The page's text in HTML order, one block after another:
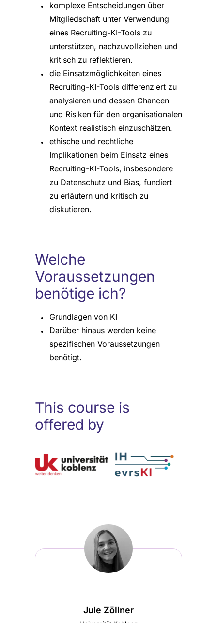
komplexe Entscheidungen über
Mitgliedschaft unter Verwendung
eines Recruiting-KI-Tools zu
unterstützen, nachzuvollziehen und
kritisch zu reflektieren.
die Einsatzmöglichkeiten eines
Recruiting-KI-Tools differenziert zu
analysieren und dessen Chancen
und Risiken für den organisationalen
Kontext realistisch einzuschätzen.
ethische und rechtliche
Implikationen beim Einsatz eines
Recruiting-KI-Tools, insbesondere
zu Datenschutz und Bias, fundiert
zu erläutern und kritisch zu
diskutieren.
Welche
Voraussetzungen
benötige ich?
Grundlagen von KI
Darüber hinaus werden keine
spezifischen Voraussetzungen
benötigt.
This course is
offered by
Jule Zöllner